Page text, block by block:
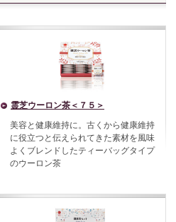
霊芝ウーロン茶＜７５＞
美容と健康維持に。古くから健康維持
に役立つと伝えられてきた素材を風味
よくブレンドしたティーバッグタイプ
のウーロン茶